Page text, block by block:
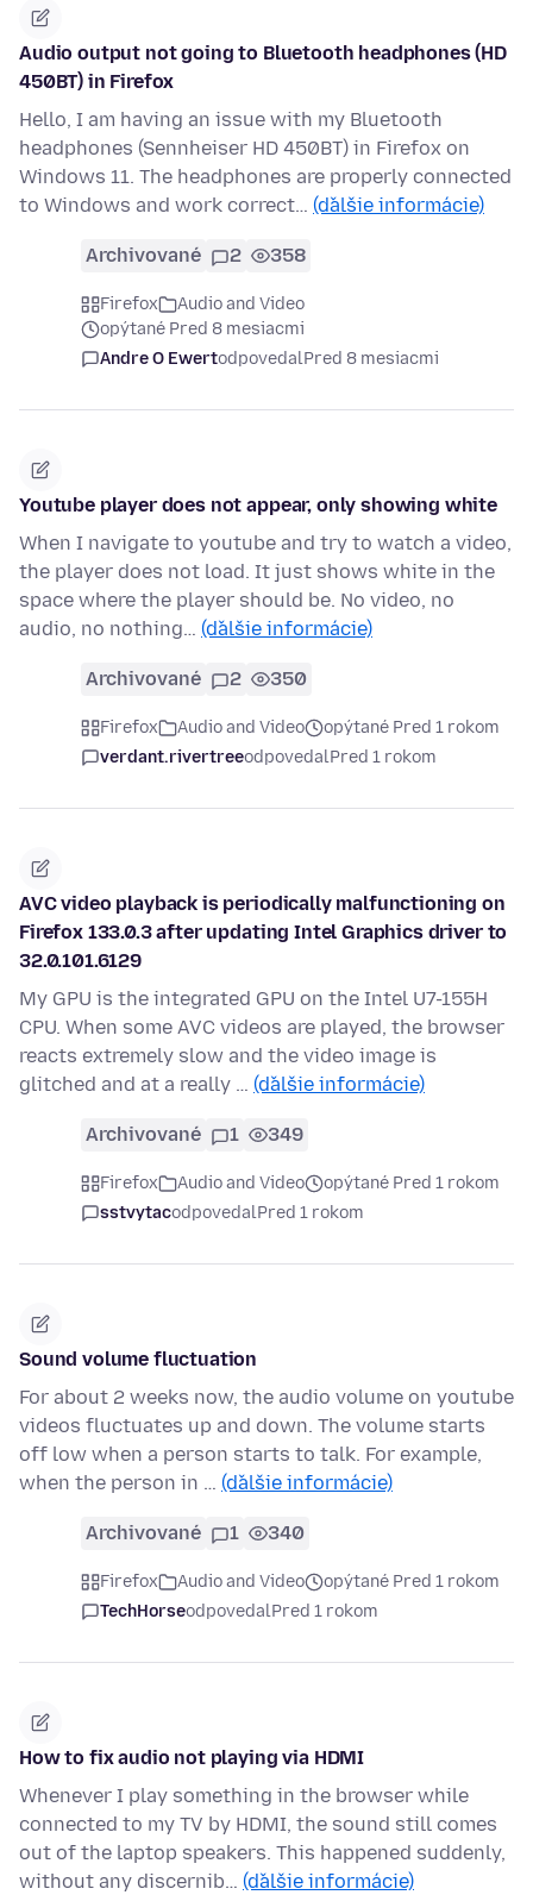
Audio output not going to Bluetooth headphones (HD
450BT) in Firefox
Hello, I am having an issue with my Bluetooth
headphones (Sennheiser HD 450BT) in Firefox on
Windows 11. The headphones are properly connected
to Windows and work correct… (ďalšie informácie)
Archivované 2 358
Firefox
Audio and Video
opýtané Pred 8 mesiacmi
Andre O EwertodpovedalPred 8 mesiacmi
Youtube player does not appear, only showing white
When I navigate to youtube and try to watch a video,
the player does not load. It just shows white in the
space where the player should be. No video, no
audio, no nothing… (ďalšie informácie)
Archivované 2 350
Firefox Audio and Video
opýtané Pred 1 rokom
verdant.rivertreeodpovedalPred 1 rokom
AVC video playback is periodically malfunctioning on
Firefox 133.0.3 after updating Intel Graphics driver to
32.0.101.6129
My GPU is the integrated GPU on the Intel U7-155H
CPU. When some AVC videos are played, the browser
reacts extremely slow and the video image is
glitched and at a really … (ďalšie informácie)
Archivované 1 349
Firefox Audio and Video
opýtané Pred 1 rokom
sstvytacodpovedalPred 1 rokom
Sound volume fluctuation
For about 2 weeks now, the audio volume on youtube
videos fluctuates up and down. The volume starts
off low when a person starts to talk. For example,
when the person in … (ďalšie informácie)
Archivované 1 340
Firefox Audio and Video
opýtané Pred 1 rokom
TechHorseodpovedalPred 1 rokom
How to fix audio not playing via HDMI
Whenever I play something in the browser while
connected to my TV by HDMI, the sound still comes
out of the laptop speakers. This happened suddenly,
without any discernib… (ďalšie informácie)